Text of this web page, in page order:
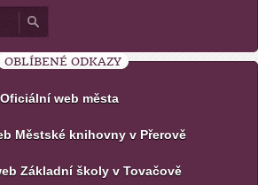
OBLÍBENÉ ODKAZY
Oficiální web města
Městské knihovny v Přerově
Základní školy v Tovačově